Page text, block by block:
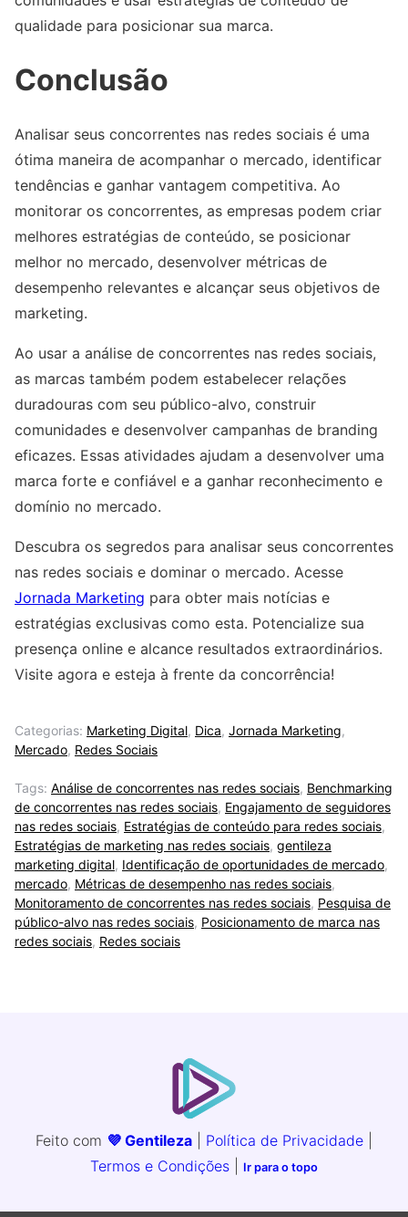
qualidade para posicionar sua marca.
Conclusão
Analisar seus concorrentes nas redes sociais é uma
ótima maneira de acompanhar o mercado, identificar
tendências e ganhar vantagem competitiva. Ao
monitorar os concorrentes, as empresas podem criar
melhores estratégias de conteúdo, se posicionar
melhor no mercado, desenvolver métricas de
desempenho relevantes e alcançar seus objetivos de
marketing.
Ao usar a análise de concorrentes nas redes sociais,
as marcas também podem estabelecer relações
duradouras com seu público-alvo, construir
comunidades e desenvolver campanhas de branding
eficazes. Essas atividades ajudam a desenvolver uma
marca forte e confiável e a ganhar reconhecimento e
domínio no mercado.
Descubra os segredos para analisar seus concorrentes
nas redes sociais e dominar o mercado. Acesse
Jornada Marketing para obter mais notícias e
estratégias exclusivas como esta. Potencialize sua
presença online e alcance resultados extraordinários.
Visite agora e esteja à frente da concorrência!
Categorias: Marketing Digital, Dica, Jornada Marketing,
Mercado, Redes Sociais
Tags: Análise de concorrentes nas redes sociais, Benchmarking
de concorrentes nas redes sociais, Engajamento de seguidores
nas redes sociais, Estratégias de conteúdo para redes sociais,
Estratégias de marketing nas redes sociais, gentileza
marketing digital, Identificação de oportunidades de mercado,
mercado, Métricas de desempenho nas redes sociais,
Monitoramento de concorrentes nas redes sociais, Pesquisa de
público-alvo nas redes sociais, Posicionamento de marca nas
redes sociais, Redes sociais
Feito com 💜 Gentileza Política de Privacidade
Termos e Condições
Ir para o topo